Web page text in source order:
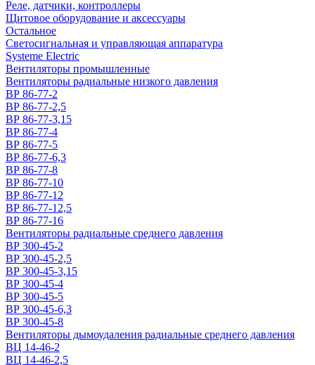
Реле, датчики, контроллеры
Щитовое оборудование и аксессуары
Остальное
Светосигнальная и управляющая аппаратура
Systeme Electric
Вентиляторы промышленные
Вентиляторы радиальные низкого давления
ВР 86-77-2
ВР 86-77-2,5
ВР 86-77-3,15
ВР 86-77-4
ВР 86-77-5
ВР 86-77-6,3
ВР 86-77-8
ВР 86-77-10
ВР 86-77-12
ВР 86-77-12,5
ВР 86-77-16
Вентиляторы радиальные среднего давления
ВР 300-45-2
ВР 300-45-2,5
ВР 300-45-3,15
ВР 300-45-4
ВР 300-45-5
ВР 300-45-6,3
ВР 300-45-8
Вентиляторы дымоудаления радиальные среднего давления
ВЦ 14-46-2
ВЦ 14-46-2,5